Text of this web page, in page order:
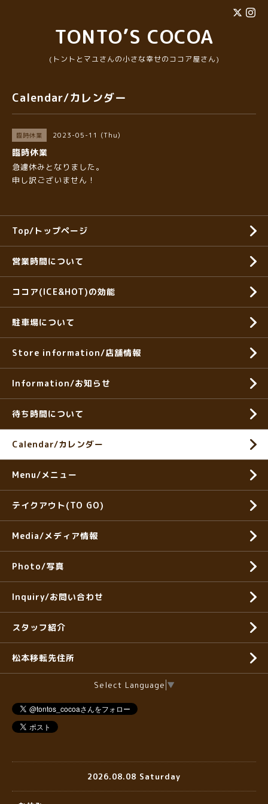
TONTO’S COCOA
(トントとマユさんの小さな幸せのココア屋さん)
Calendar/カレンダー
臨時休業 2023-05-11 (Thu)
臨時休業
急遽休みとなりました。
申し訳ございません！
Top/トップページ
営業時間について
ココア(ICE&HOT)の効能
駐車場について
Store information/店舗情報
Information/お知らせ
待ち時間について
Calendar/カレンダー
Menu/メニュー
テイクアウト(TO GO)
Media/メディア情報
Photo/写真
Inquiry/お問い合わせ
スタッフ紹介
松本移転先住所
Select Language ▼
2026.08.08 Saturday